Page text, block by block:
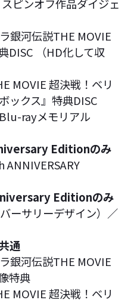
ピンオフ作品ダイジェ
銀河伝説THE MOVIE
DISC （HD化して収
MOVIE 超決戦！ベリ
ックス』特典DISC
rayメモリアル
Editionのみ
ANNIVERSARY
Editionのみ
ーサリーデザイン）／
通
銀河伝説THE MOVIE
特典
MOVIE 超決戦！ベリ